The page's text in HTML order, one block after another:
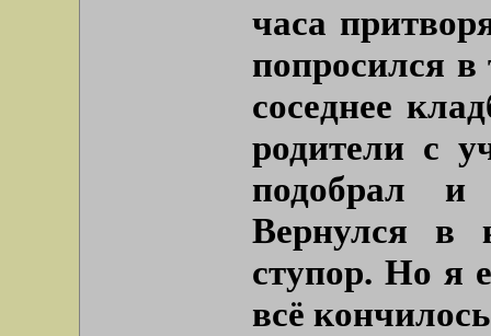
часа
попросился в
соседнее
родители с
подобрал и
Вернулся в
ступор. Но я
всё